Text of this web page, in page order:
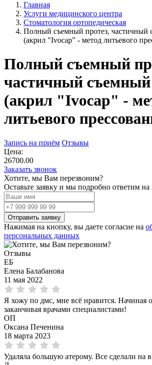
Главная
Услуги медицинского центра
Стоматология ортопедическая
Полный съемный протез, частичный
(акрил "Ivocap" - метод литьевого
Полный съемный
частичный съемный
(акрил "Ivocap" -
литьевого
Запись на приём Отзывы
Цена:
26700.00
Заказать звонок
Хотите, мы Вам перезвоним?
Оставьте заявку и мы подробно ответим
Нажимая на кнопку, вы даете согласие на
персональных данных
Отзывы
ЕБ
Елена Балабанова
11 мая 2022
Я хожу по дмс, мне всё нравится. Начиная
заканчивая врачами специалистами!
ОП
Оксана Печенина
18 марта 2023
Удаляла большую атерому. Все сделали на